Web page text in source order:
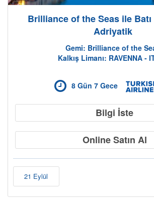
Brilliance of the Seas ile
Adriyatik
Gemi: Brilliance of the
Kalkış Limanı: RAVENNA -
8 Gün 7 Gece
Bilgi İste
Online Satın Al
21 Eylül